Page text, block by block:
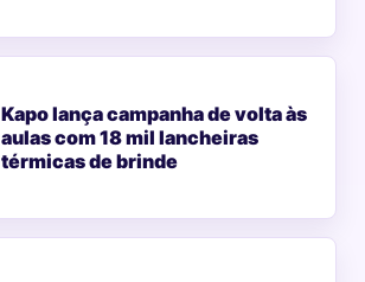
Kapo lança campanha de volta às
aulas com 18 mil lancheiras
térmicas de brinde